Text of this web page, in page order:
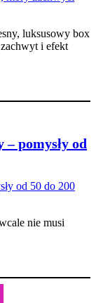
luksusowy box
i efekt
pomysły od
nie musi